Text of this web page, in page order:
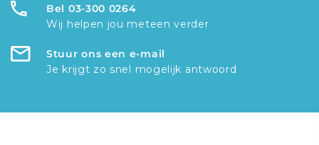
Bel 03-300 0264
Wij helpen jou meteen verder
Stuur ons een e-mail
Je krijgt zo snel mogelijk antwoord